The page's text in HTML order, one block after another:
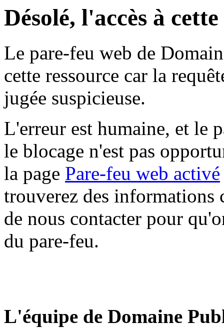
Désolé, l'accès à
Le pare-feu web de
cette ressource car la
jugée suspicieuse.
L'erreur est humaine, et le
le blocage n'est pas
la page Pare-feu web activé
trouverez des informations
de nous contacter pour
du pare-feu.
L'équipe de Domaine